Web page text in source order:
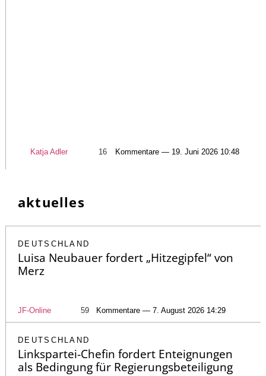
Katja Adler 16 Kommentare — 19. Juni 2026 10:48
aktuelles
DEUTSCHLAND
Luisa Neubauer fordert „Hitzegipfel“ von
Merz
JF-Online 59 Kommentare — 7. August 2026 14:29
DEUTSCHLAND
Linkspartei-Chefin fordert Enteignungen
als Bedingung für Regierungsbeteiligung